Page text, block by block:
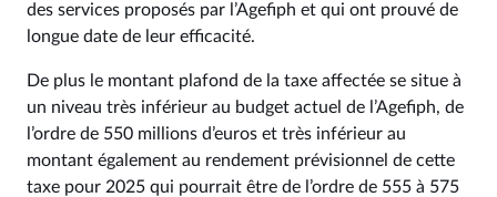
des services proposés par l’Agefiph et qui ont prouvé de
longue date de leur efficacité.
De plus le montant plafond de la taxe affectée se situe à
un niveau très inférieur au budget actuel de l’Agefiph, de
l’ordre de 550 millions d’euros et très inférieur au
montant également au rendement prévisionnel de cette
taxe pour 2025 qui pourrait être de l’ordre de 555 à 575